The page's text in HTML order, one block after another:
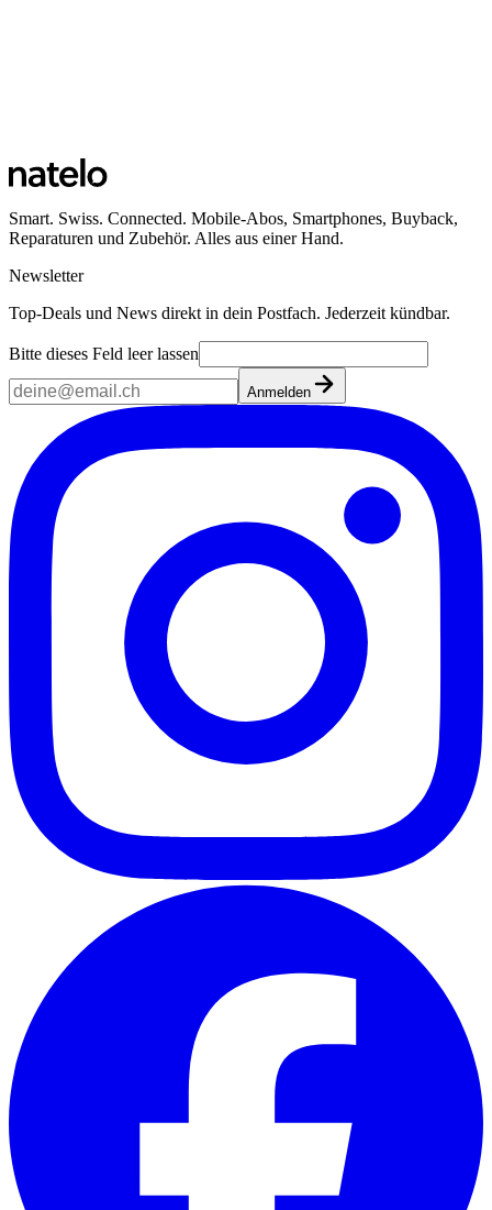
Smart. Swiss. Connected. Mobile-Abos, Smartphones, Buyback,
Reparaturen und Zubehör. Alles aus einer Hand.
Newsletter
Top-Deals und News direkt in dein Postfach. Jederzeit kündbar.
Bitte dieses Feld leer lassen
Anmelden